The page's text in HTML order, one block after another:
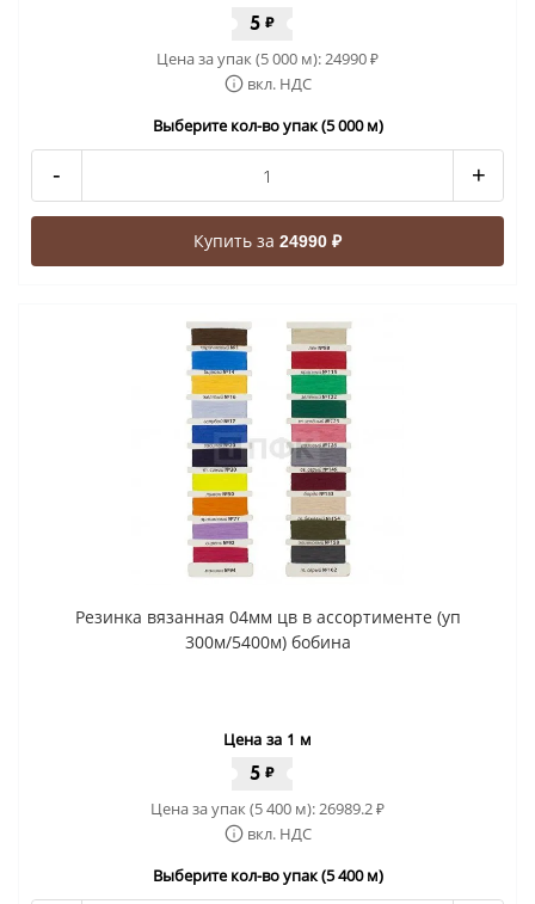
5 ₽
Цена за упак (5 000 м):24990₽
вкл. НДС
Выберите кол-во упак (5 000 м)
- +
Купить за 24990 ₽
Резинка вязанная 04мм цв в ассортименте (уп
300м/5400м) бобина
Цена за 1 м
5 ₽
Цена за упак (5 400 м):26989.2₽
вкл. НДС
Выберите кол-во упак (5 400 м)